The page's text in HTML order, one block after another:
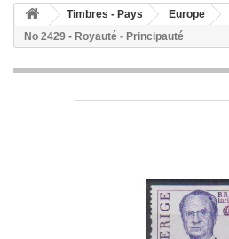
Timbres - Pays Europe
No 2429 - Royauté - Principauté